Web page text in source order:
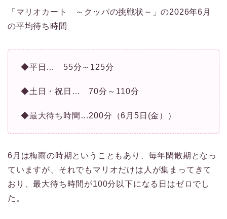
「マリオカート ～クッパの挑戦状～」の2026年6月
の平均待ち時間
◆平日… 55分～125分
◆土日・祝日… 70分～110分
◆最大待ち時間…200分（6月5日(金））
6月は梅雨の時期ということもあり、毎年閑散期となっ
ていますが、それでもマリオだけは人が集まってきて
おり、最大待ち時間が100分以下になる日はゼロでし
た。